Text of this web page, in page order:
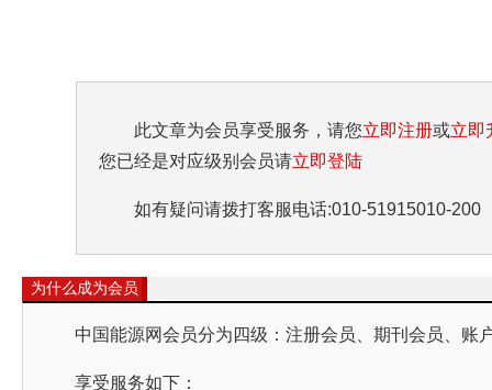
此文章为会员享受服务，请您立即注册或立即
您已经是对应级别会员请立即登陆
如有疑问请拨打客服电话:010-51915010-200
为什么成为会员
中国能源网会员分为四级：注册会员、期刊会员、账
享受服务如下：